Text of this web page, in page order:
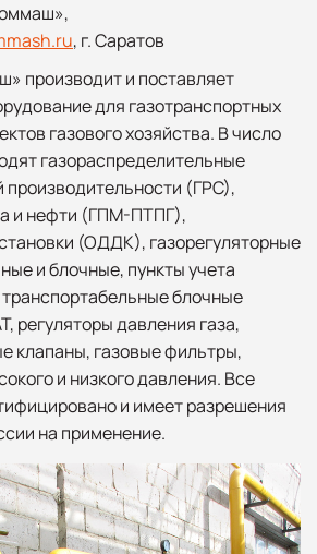
, г. Саратов
производит и поставляет
для газотранспортных
газового хозяйства. В число
газораспределительные
производительности (ГРС),
и нефти (ГПМ-ПТПГ),
(ОДДК), газорегуляторные
и блочные, пункты учета
блочные
регуляторы давления газа,
клапаны, газовые фильтры,
и низкого давления. Все
и имеет разрешения
на применение.